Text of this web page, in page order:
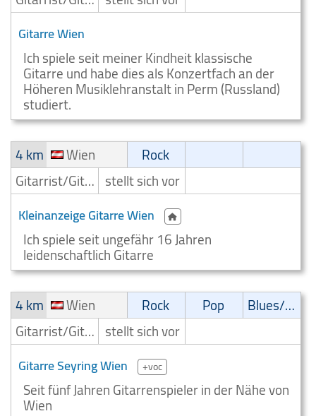
Gitarre Wien
Ich spiele seit meiner Kindheit klassische
Gitarre und habe dies als Konzertfach an der
Höheren Musiklehranstalt in Perm (Russland)
studiert.
4 km
Wien
Rock
Gitarrist/Gitarrenspieler stellt sich vor
Kleinanzeige Gitarre Wien
Ich spiele seit ungefähr 16 Jahren
leidenschaftlich Gitarre
4 km
Wien Rock Pop
Blues/Swing
Gitarrist/Gitarrenspieler stellt sich vor
Gitarre Seyring Wien +voc
Seit fünf Jahren Gitarrenspieler in der Nähe von
Wien